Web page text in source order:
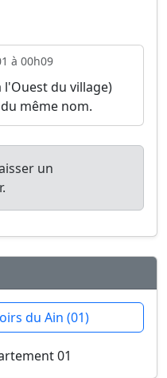
à 00h09
l'Ouest du village)
même nom.
un
du Ain (01)